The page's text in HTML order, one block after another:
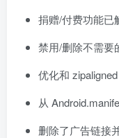
捐赠/付费功能已
禁用/删除不需要
优化和
从
删除了广告链接